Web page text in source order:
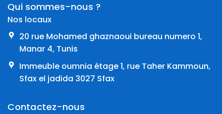
Qui sommes-nous ?
Nos locaux
20 rue Mohamed ghaznaoui bureau numero 1,
Manar 4, Tunis
Immeuble oumnia étage 1, rue Taher Kammoun,
Sfax el jadida 3027 Sfax
Contactez-nous